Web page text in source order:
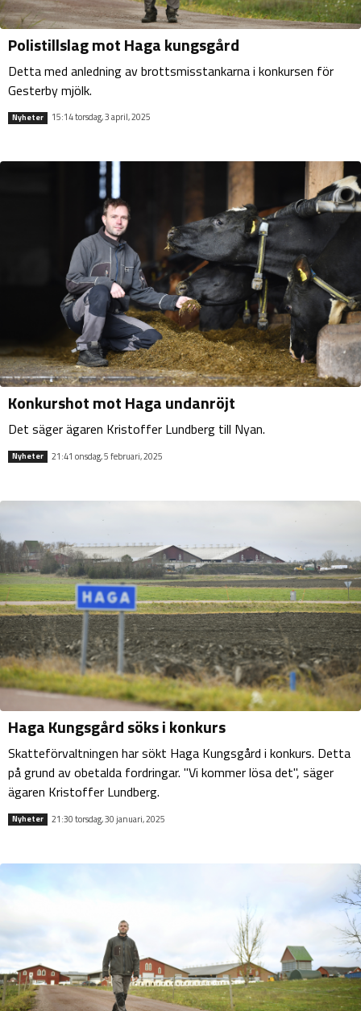
Polistillslag mot Haga kungsgård
Detta med anledning av brottsmisstankarna i konkursen för
Gesterby mjölk.
Nyheter 15:14 torsdag, 3 april, 2025
Konkurshot mot Haga undanröjt
Det säger ägaren Kristoffer Lundberg till Nyan.
Nyheter 21:41 onsdag, 5 februari, 2025
Haga Kungsgård söks i konkurs
Skatteförvaltningen har sökt Haga Kungsgård i konkurs. Detta
på grund av obetalda fordringar. "Vi kommer lösa det", säger
ägaren Kristoffer Lundberg.
Nyheter 21:30 torsdag, 30 januari, 2025